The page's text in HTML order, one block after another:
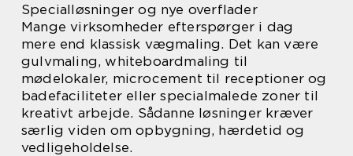
Specialløsninger og nye overflader
Mange virksomheder efterspørger i dag
mere end klassisk vægmaling. Det kan være
gulvmaling, whiteboardmaling til
mødelokaler, microcement til receptioner og
badefaciliteter eller specialmalede zoner til
kreativt arbejde. Sådanne løsninger kræver
særlig viden om opbygning, hærdetid og
vedligeholdelse.